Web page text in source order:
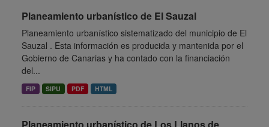
Planeamiento urbanístico de El Sauzal
Planeamiento urbanístico sistematizado del municipio de El
Sauzal . Esta información es producida y mantenida por el
Gobierno de Canarias y ha contado con la financiación
del...
FIP SIPU PDF HTML